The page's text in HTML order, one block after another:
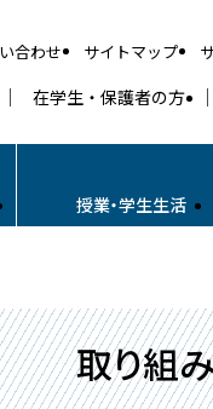
合わせ サイトマップ
在学生・保護者の方
授業・学生生活
取り組